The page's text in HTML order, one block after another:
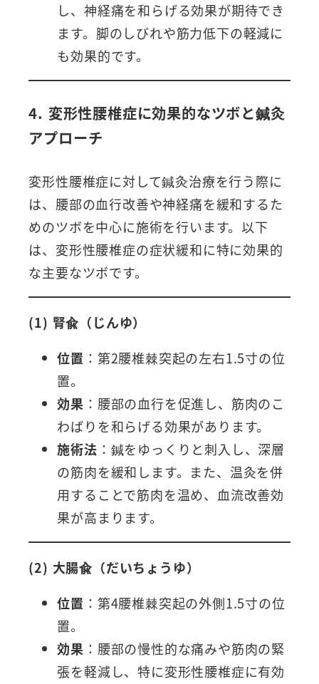
し、神経痛を和らげる効果が期待でき
ます。脚のしびれや筋力低下の軽減に
も効果的です。
4. 変形性腰椎症に効果的なツボと鍼灸
アプローチ
変形性腰椎症に対して鍼灸治療を行う際に
は、腰部の血行改善や神経痛を緩和するた
めのツボを中心に施術を行います。以下
は、変形性腰椎症の症状緩和に特に効果的
な主要なツボです。
(1) 腎兪（じんゆ）
位置 ：第2腰椎棘突起の左右1.5寸の位
置。
効果 ：腰部の血行を促進し、筋肉のこ
わばりを和らげる効果があります。
施術法 ：鍼をゆっくりと刺入し、深層
の筋肉を緩和します。また、温灸を併
用することで筋肉を温め、血流改善効
果が高まります。
(2) 大腸兪（だいちょうゆ）
位置 ：第4腰椎棘突起の外側1.5寸の位
置。
効果 ：腰部の慢性的な痛みや筋肉の緊
張を軽減し、特に変形性腰椎症に有効